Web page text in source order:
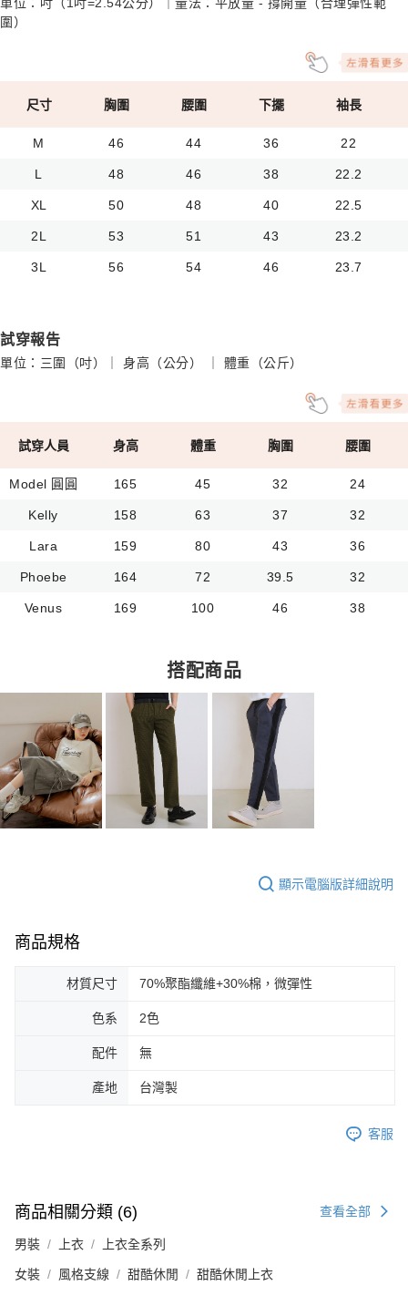
單位：吋（1吋=2.54公分）｜量法：平放量 - 撐開量（合理彈性範
圍）
尺寸 胸圍 腰圍 下擺 袖長
M 46 44 36 22
L 48 46 38 22.2
XL 50 48 40 22.5
2L 53 51 43 23.2
3L 56 54 46 23.7
試穿報告
單位：三圍（吋）｜ 身高（公分） ｜ 體重（公斤）
試穿人員 身高 體重 胸圍 腰圍
Model 圓圓 165 45 32 24
Kelly 158 63 37 32
Lara 159 80 43 36
Phoebe 164 72 39.5 32
Venus 169 100 46 38
搭配商品
顯示電腦版詳細說明
商品規格
材質尺寸 70%聚酯纖維+30%棉，微彈性
色系 2色
配件 無
產地 台灣製
客服
商品相關分類 (6) 查看全部
男裝 上衣 上衣全系列
女裝 風格支線 甜酷休閒 甜酷休閒上衣